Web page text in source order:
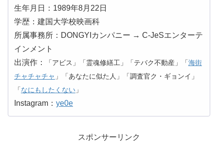
生年月日：1989年8月22日
学歴：建国大学校映画科
所属事務所：DONGYIカンパニー → C-JeSエンターテ
インメント
出演作：
「アビス」「霊魂修繕工」「テバク不動産」「海街
チャチャチャ 」「あなたに似た人」「調査官ク・ギョンイ」
「なにもしたくない 」
Instagram： ye0e
スポンサーリンク